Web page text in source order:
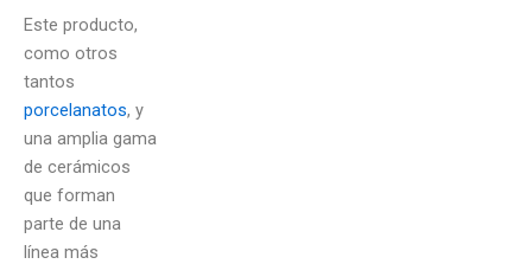
Este producto,
como otros
tantos
porcelanatos, y
una amplia gama
de cerámicos
que forman
parte de una
línea más